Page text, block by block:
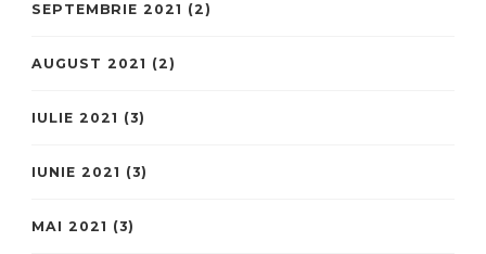
SEPTEMBRIE 2021 (2)
AUGUST 2021 (2)
IULIE 2021 (3)
IUNIE 2021 (3)
MAI 2021 (3)